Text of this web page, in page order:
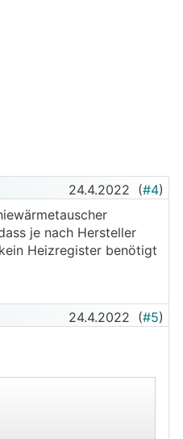
24.4.2022 (#4)
je nach Hersteller
Heizregister benötigt
24.4.2022 (#5)